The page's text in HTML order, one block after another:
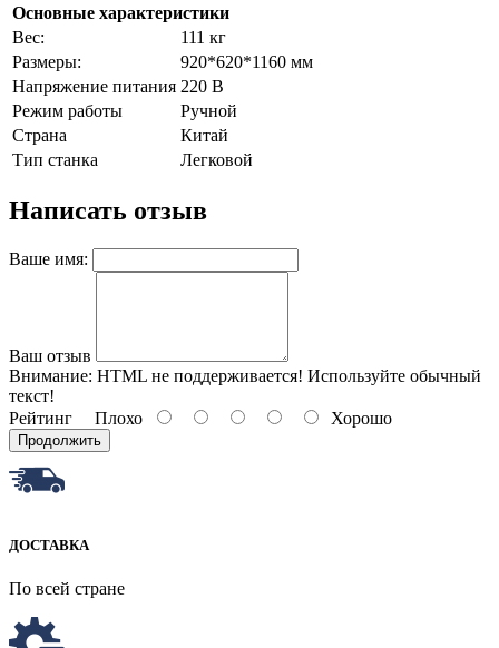
Основные характеристики
Bec:
111 кг
Paзмepы:
920*620*1160 мм
Напряжение питания 220 В
Режим работы
Ручной
Страна
Китай
Тип станка
Легковой
Написать отзыв
Ваше имя:
Ваш отзыв
Внимание: HTML не поддерживается! Используйте обычный
текст!
Рейтинг Плохо Хорошо
Продолжить
ДОСТАВКА
По всей стране